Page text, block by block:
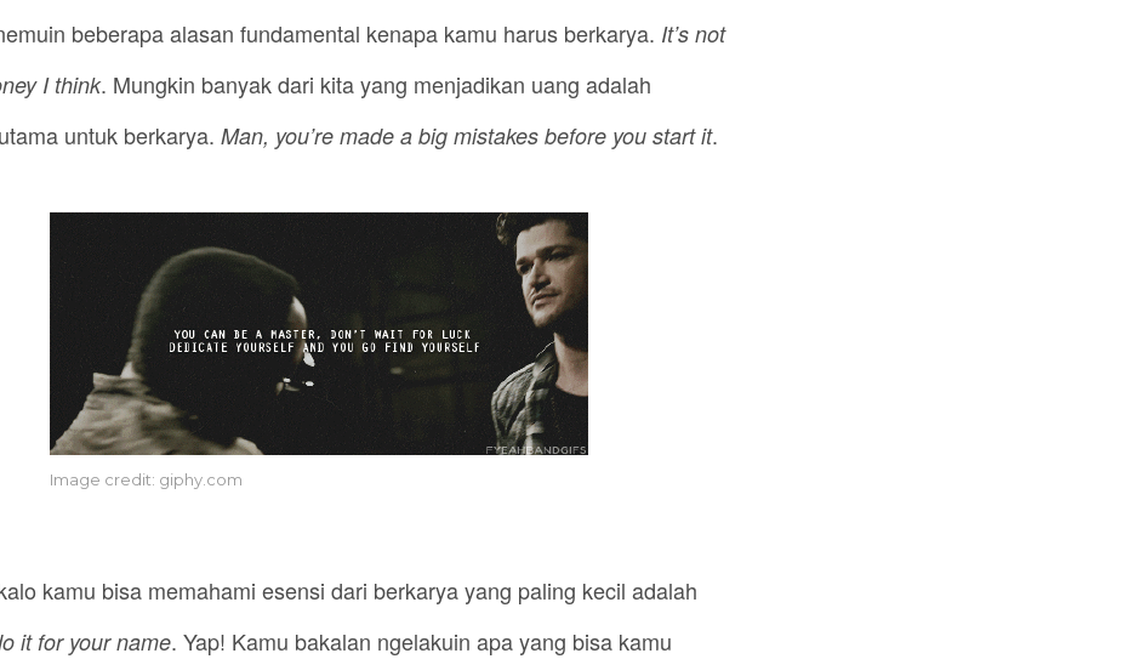
beberapa alasan fundamental kenapa kamu harus berkarya. It’s not
I think. Mungkin banyak dari kita yang menjadikan uang adalah
untuk berkarya. Man, you’re made a big mistakes before you start it.
Image credit: giphy.com
kamu bisa memahami esensi dari berkarya yang paling kecil adalah
it for your name. Yap! Kamu bakalan ngelakuin apa yang bisa kamu